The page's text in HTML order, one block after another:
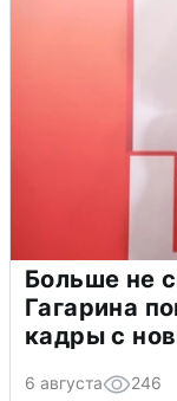
Больше не
Гагарина
кадры с
6 августа 246